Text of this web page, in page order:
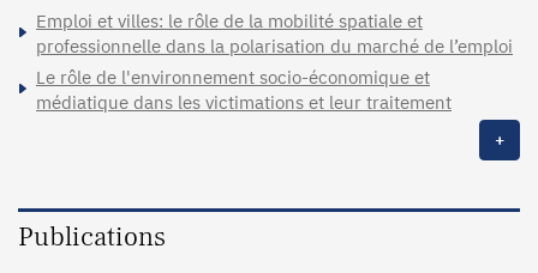
Emploi et villes: le rôle de la mobilité spatiale et
professionnelle dans la polarisation du marché de l’emploi
Le rôle de l'environnement socio-économique et
médiatique dans les victimations et leur traitement
+
Publications